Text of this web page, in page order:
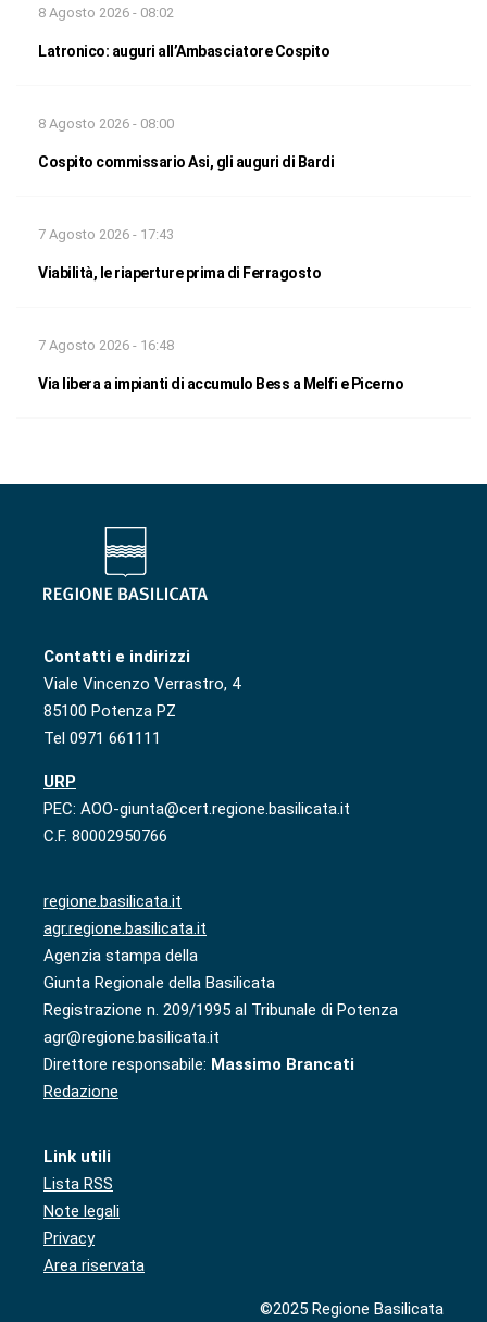
8 Agosto 2026 - 08:02
Latronico: auguri all’Ambasciatore Cospito
8 Agosto 2026 - 08:00
Cospito commissario Asi, gli auguri di Bardi
7 Agosto 2026 - 17:43
Viabilità, le riaperture prima di Ferragosto
7 Agosto 2026 - 16:48
Via libera a impianti di accumulo Bess a Melfi e Picerno
Contatti e indirizzi
Viale Vincenzo Verrastro, 4
85100 Potenza PZ
Tel 0971 661111
URP
PEC: AOO-giunta@cert.regione.basilicata.it
C.F. 80002950766
regione.basilicata.it
agr.regione.basilicata.it
Agenzia stampa della
Giunta Regionale della Basilicata
Registrazione n. 209/1995 al Tribunale di Potenza
agr@regione.basilicata.it
Direttore responsabile: Massimo Brancati
Redazione
Link utili
Lista RSS
Note legali
Privacy
Area riservata
©2025 Regione Basilicata